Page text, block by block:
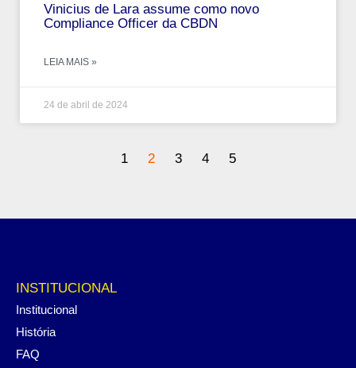
Vinicius de Lara assume como novo
Compliance Officer da CBDN
LEIA MAIS »
24 de abril de 2024
1 2 3 4 5
INSTITUCIONAL
Institucional
História
FAQ